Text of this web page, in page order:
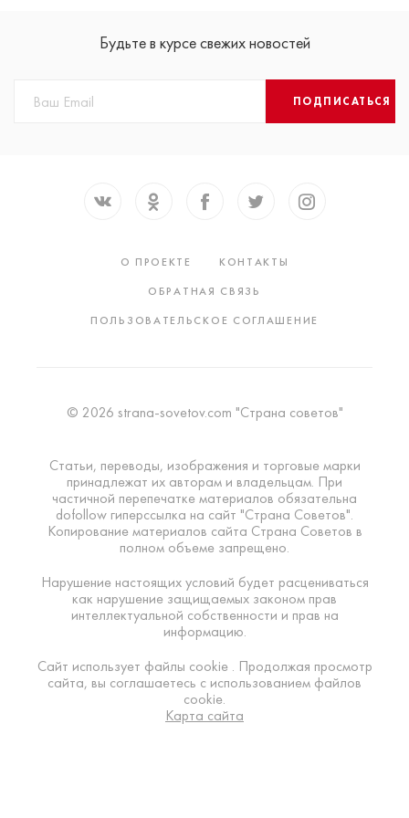
Будьте в курсе свежих новостей
ПОДПИСАТЬСЯ
О ПРОЕКТЕ
КОНТАКТЫ
ОБРАТНАЯ СВЯЗЬ
ПОЛЬЗОВАТЕЛЬСКОЕ СОГЛАШЕНИЕ
© 2026 strana-sovetov.com "Страна советов"
Статьи, переводы, изображения и торговые марки
принадлежат их авторам и владельцам. При
частичной перепечатке материалов обязательна
dofollow гиперссылка на сайт "Страна Советов".
Копирование материалов сайта Страна Советов в
полном объеме запрещено.
Нарушение настоящих условий будет расцениваться
как нарушение защищаемых законом прав
интеллектуальной собственности и прав на
информацию.
Сайт использует файлы cookie . Продолжая просмотр
сайта, вы соглашаетесь с использованием файлов
cookie.
Карта сайта